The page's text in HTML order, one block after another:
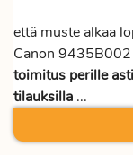
että muste alkaa
Canon
toimitus perille
tilauksilla ...